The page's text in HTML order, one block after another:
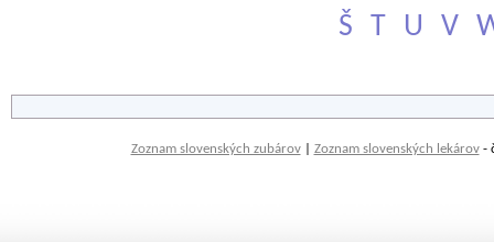
Š
T U V
Zoznam slovenských zubárov| Zoznam slovenských lekárov-